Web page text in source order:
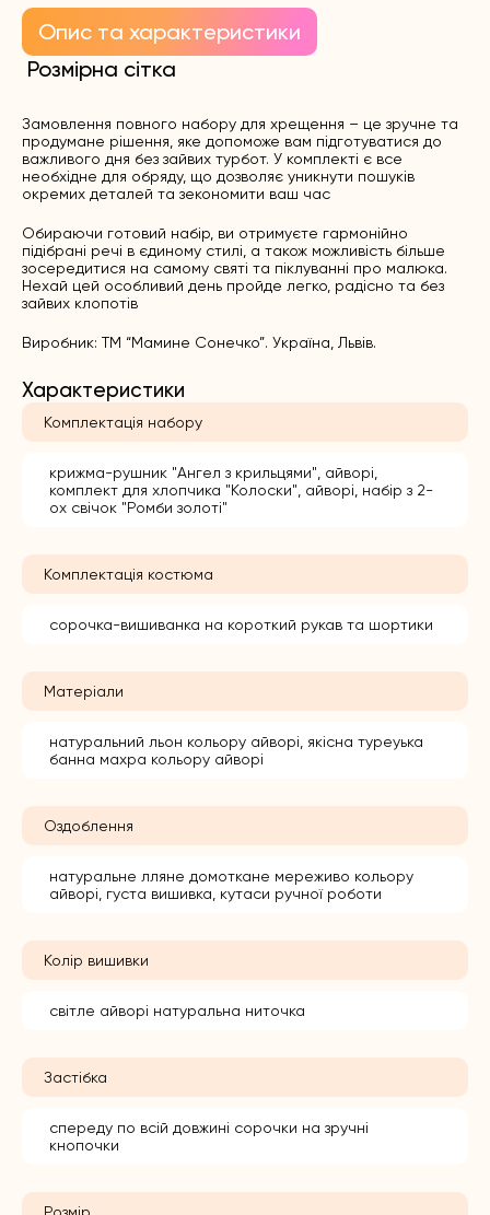
Опис та характеристики
Розмірна сітка
Замовлення повного набору для хрещення – це зручне та
продумане рішення, яке допоможе вам підготуватися до
важливого дня без зайвих турбот. У комплекті є все
необхідне для обряду, що дозволяє уникнути пошуків
окремих деталей та зекономити ваш час
Обираючи готовий набір, ви отримуєте гармонійно
підібрані речі в єдиному стилі, а також можливість більше
зосередитися на самому святі та піклуванні про малюка.
Нехай цей особливий день пройде легко, радісно та без
зайвих клопотів
Виробник: ТМ “Мамине Сонечко”. Україна, Львів.
Характеристики
Комплектація набору
крижма-рушник "Ангел з крильцями", айворі,
комплект для хлопчика "Колоски", айворі, набір з 2-
ох свічок "Ромби золоті"
Комплектація костюма
сорочка-вишиванка на короткий рукав та шортики
Матеріали
натуральний льон кольору айворі, якісна туреуька
банна махра кольору айворі
Оздоблення
натуральне лляне домоткане мереживо кольору
айворі, густа вишивка, кутаси ручної роботи
Колір вишивки
світле айворі натуральна ниточка
Застібка
спереду по всій довжині сорочки на зручні
кнопочки
Розмір